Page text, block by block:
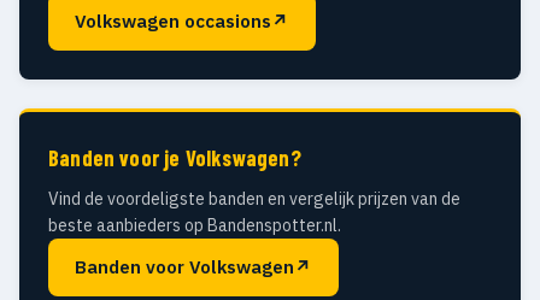
Volkswagen occasions ↗
Banden voor je Volkswagen?
Vind de voordeligste banden en vergelijk prijzen van de
beste aanbieders op Bandenspotter.nl.
Banden voor Volkswagen ↗